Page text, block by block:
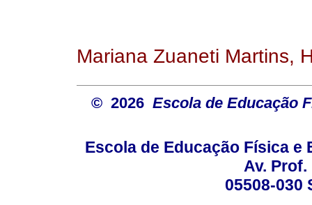
Mariana Zuaneti Martins,
© 2026 Escola de Educação
Escola de Educação Física e
Av. Prof.
05508-030